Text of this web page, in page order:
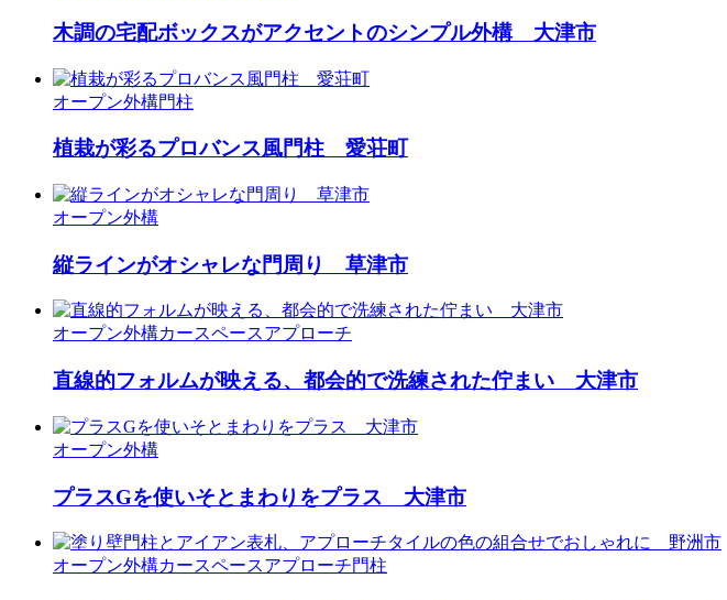
木調の宅配ボックスがアクセントのシンプル外構 大津市
オープン外構門柱
植栽が彩るプロバンス風門柱 愛荘町
オープン外構
縦ラインがオシャレな門周り 草津市
オープン外構カースペースアプローチ
直線的フォルムが映える、都会的で洗練された佇まい 大津市
オープン外構
プラスGを使いそとまわりをプラス 大津市
オープン外構カースペースアプローチ門柱